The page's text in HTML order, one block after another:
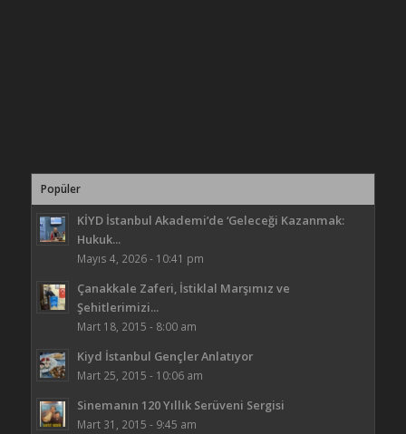
Popüler
KİYD İstanbul Akademi’de ‘Geleceği Kazanmak:
Hukuk...
Mayıs 4, 2026 - 10:41 pm
Çanakkale Zaferi, İstiklal Marşımız ve
Şehitlerimizi...
Mart 18, 2015 - 8:00 am
Kiyd İstanbul Gençler Anlatıyor
Mart 25, 2015 - 10:06 am
Sinemanın 120 Yıllık Serüveni Sergisi
Mart 31, 2015 - 9:45 am